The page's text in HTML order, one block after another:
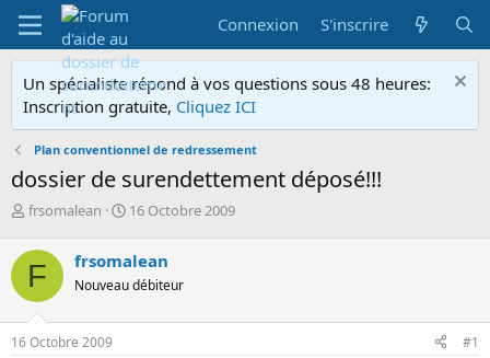
Connexion S'inscrire
Un spécialiste répond à vos questions sous 48 heures:
Inscription gratuite, Cliquez ICI
Plan conventionnel de redressement
dossier de surendettement déposé!!!
A
t
e
u
r
d
e
frsomalean
D
e
d
d
16 Octobre 2009
F frsomalean
Nouveau débiteur
16 Octobre 2009 #1